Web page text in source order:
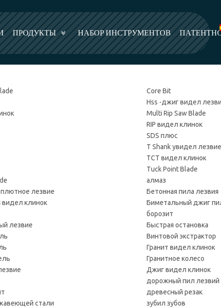
ПРОДУКТЫ НАБОР ИНСТРУМЕНТОВ
Core Bit
Hss -джиг видел
Multi Rip Saw Blade
RIP видел клинок
SDS плюс
T Shank увидел лезвие
TCT видел клинок
Tuck Point Blade
алмаз
лезвие
Бетонная пила лезвия
клинок
Биметальный джиг
борозит
лезвие
Быстрая остановка
Винтовой экстрактор
Гранит видел клинок
Гранитное колесо
Джиг видел клинок
дорожный пил лезвий
древесный резак
стали
зубил зубов